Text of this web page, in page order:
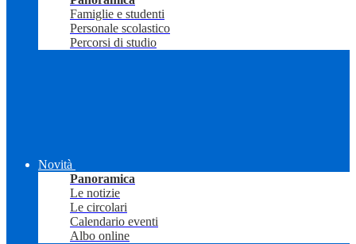
Famiglie e studenti
Personale scolastico
Percorsi di studio
Novità
Panoramica
Le notizie
Le circolari
Calendario eventi
Albo online